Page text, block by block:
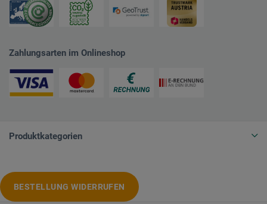
Zahlungsarten im Onlineshop
Produktkategorien
BESTELLUNG WIDERRUFEN